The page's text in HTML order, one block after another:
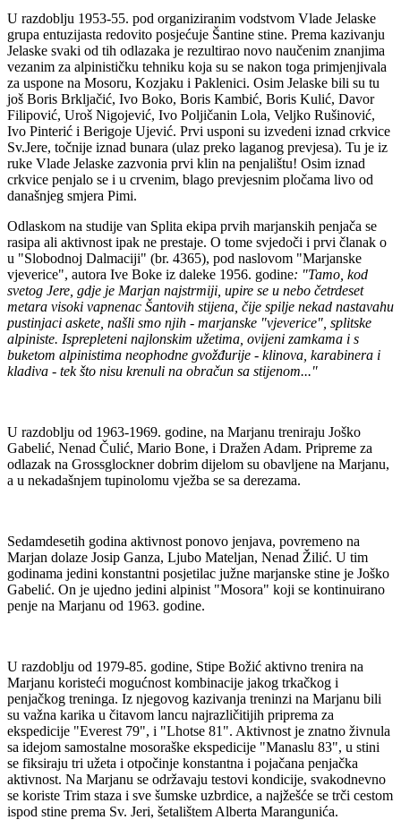
U razdoblju 1953-55. pod organiziranim vodstvom Vlade Jelaske
grupa entuzijasta redovito posjećuje Šantine stine. Prema kazivanju
Jelaske svaki od tih odlazaka je rezultirao novo naučenim znanjima
vezanim za alpinističku tehniku koja su se nakon toga primjenjivala
za uspone na Mosoru, Kozjaku i Paklenici. Osim Jelaske bili su tu
još Boris Brkljačić, Ivo Boko, Boris Kambić, Boris Kulić, Davor
Filipović, Uroš Nigojević, Ivo Poljičanin Lola, Veljko Rušinović,
Ivo Pinterić i Berigoje Ujević. Prvi usponi su izvedeni iznad crkvice
Sv.Jere, točnije iznad bunara (ulaz preko laganog prevjesa). Tu je iz
ruke Vlade Jelaske zazvonia prvi klin na penjalištu! Osim iznad
crkvice penjalo se i u crvenim, blago prevjesnim pločama livo od
današnjeg smjera Pimi.
Odlaskom na studije van Splita ekipa prvih marjanskih penjača se
rasipa ali aktivnost ipak ne prestaje. O tome svjedoči i prvi članak o
u "Slobodnoj Dalmaciji" (br. 4365), pod naslovom "Marjanske
vjeverice", autora Ive Boke iz daleke 1956. godine: "Tamo, kod
svetog Jere, gdje je Marjan najstrmiji, upire se u nebo četrdeset
metara visoki vapnenac Šantovih stijena, čije spilje nekad nastavahu
pustinjaci askete, našli smo njih - marjanske "vjeverice", splitske
alpiniste. Isprepleteni najlonskim užetima, ovijeni zamkama i s
buketom alpinistima neophodne gvožđurije - klinova, karabinera i
kladiva - tek što nisu krenuli na obračun sa stijenom..."
U razdoblju od 1963-1969. godine, na Marjanu treniraju Joško
Gabelić, Nenad Čulić, Mario Bone, i Dražen Adam. Pripreme za
odlazak na Grossglockner dobrim dijelom su obavljene na Marjanu,
a u nekadašnjem tupinolomu vježba se sa derezama.
Sedamdesetih godina aktivnost ponovo jenjava, povremeno na
Marjan dolaze Josip Ganza, Ljubo Mateljan, Nenad Žilić. U tim
godinama jedini konstantni posjetilac južne marjanske stine je Joško
Gabelić. On je ujedno jedini alpinist "Mosora" koji se kontinuirano
penje na Marjanu od 1963. godine.
U razdoblju od 1979-85. godine, Stipe Božić aktivno trenira na
Marjanu koristeći mogućnost kombinacije jakog trkačkog i
penjačkog treninga. Iz njegovog kazivanja treninzi na Marjanu bili
su važna karika u čitavom lancu najrazličitijih priprema za
ekspedicije "Everest 79", i "Lhotse 81". Aktivnost je znatno živnula
sa idejom samostalne mosoraške ekspedicije "Manaslu 83", u stini
se fiksiraju tri užeta i otpočinje konstantna i pojačana penjačka
aktivnost. Na Marjanu se održavaju testovi kondicije, svakodnevno
se koriste Trim staza i sve šumske uzbrdice, a najžešće se trči cestom
ispod stine prema Sv. Jeri, šetalištem Alberta Marangunića.